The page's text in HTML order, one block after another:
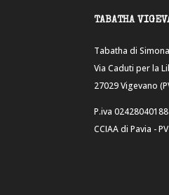
TABATHA
Tabatha di
Via Caduti per la
27029 Vigevano
P.iva 02428040188
CCIAA di Pavia -